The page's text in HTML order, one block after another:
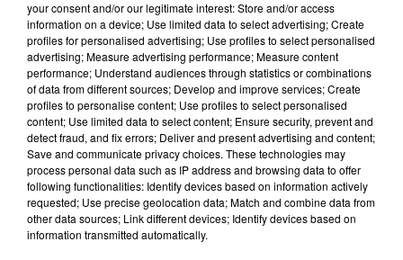
22 juillet 2026
Toulouse : circulation perturbée dans le
secteur François Verdier...
your consent and/or our legitimate interest: Store and/or access
information on a device; Use limited data to select advertising; Create
profiles for personalised advertising; Use profiles to select personalised
advertising; Measure advertising performance; Measure content
performance; Understand audiences through statistics or combinations
of data from different sources; Develop and improve services; Create
profiles to personalise content; Use profiles to select personalised
content; Use limited data to select content; Ensure security, prevent and
detect fraud, and fix errors; Deliver and present advertising and content;
Save and communicate privacy choices. These technologies may
process personal data such as IP address and browsing data to offer
following functionalities: Identify devices based on information actively
requested; Use precise geolocation data; Match and combine data from
other data sources; Link different devices; Identify devices based on
information transmitted automatically.